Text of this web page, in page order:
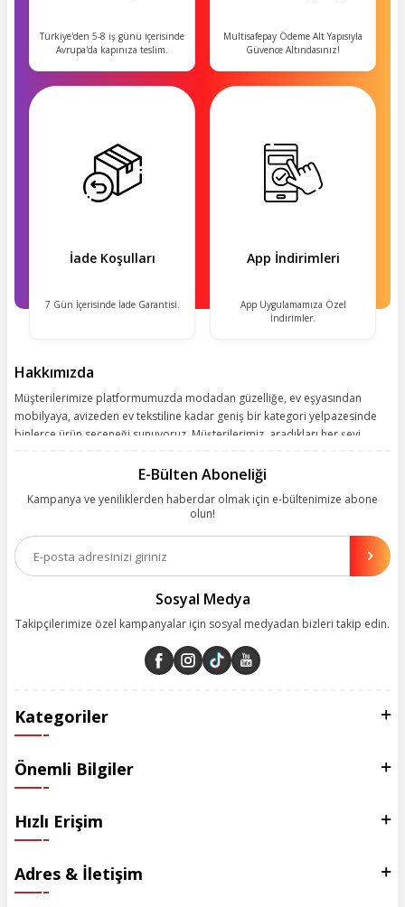
Türkiye'den 5-8 iş günü içerisinde
Avrupa'da kapınıza teslim.
Multisafepay Ödeme Alt Yapısıyla
Güvence Altındasınız!
İade Koşulları
7 Gün İçerisinde İade Garantisi.
App İndirimleri
App Uygulamamıza Özel
İndirimler.
Hakkımızda
Müşterilerimize platformumuzda modadan güzelliğe, ev eşyasından
mobilyaya, avizeden ev tekstiline kadar geniş bir kategori yelpazesinde
binlerce ürün seçeneği sunuyoruz. Müşterilerimiz, aradıkları her şeyi
kolay, kusursuz ve keyifli bir alışveriş yolculuğu sunarken deneyiminize
olanakları sunuyoruz. Çalışmalarımızı müşterilerimizin memnuniyetini
esas alarak yürütüyoruz.
E-Bülten Aboneliği
Kampanya ve yeniliklerden haberdar olmak için e-bültenimize abone
olun!
Sosyal Medya
Takipçilerimize özel kampanyalar için sosyal medyadan bizleri takip edin.
Kategoriler
Önemli Bilgiler
Hızlı Erişim
Adres & İletişim